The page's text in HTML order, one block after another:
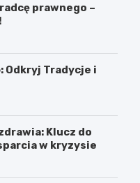
prawnego –
Odkryj Tradycje i
Klucz do
w kryzysie